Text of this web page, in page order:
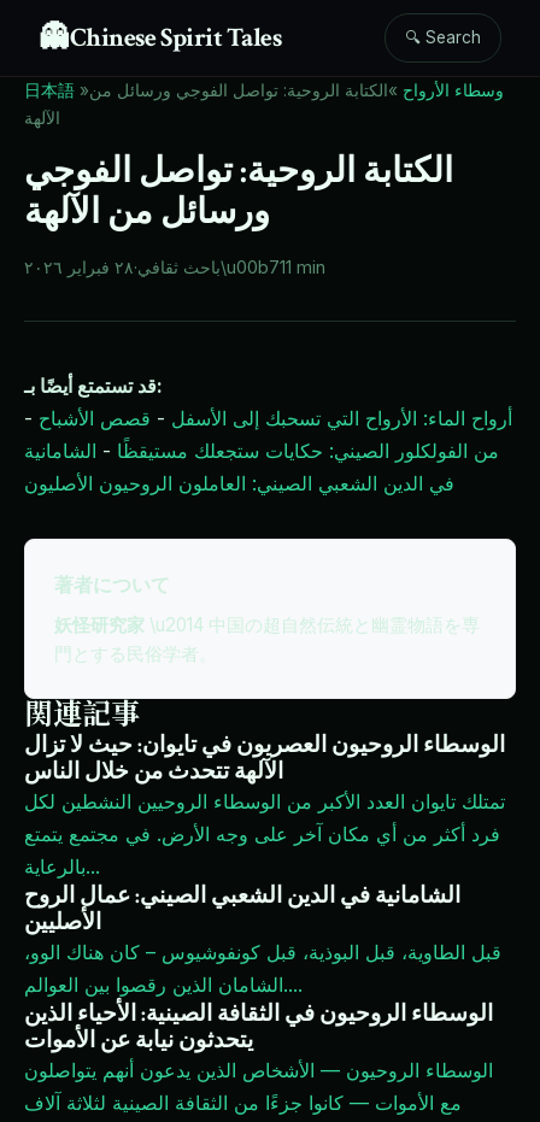
👻Chinese Spirit Tales 🔍 Search
日本語 » وسطاء الأرواح »الكتابة الروحية: تواصل الفوجي ورسائل من
الآلهة
الكتابة الروحية: تواصل الفوجي
ورسائل من الآلهة
٢٨ فبراير ٢٠٢٦·باحث ثقافي\u00b711 min
قد تستمتع أيضًا بـ:
-
أرواح الماء: الأرواح التي تسحبك إلى الأسفل - قصص الأشباح
من الفولكلور الصيني: حكايات ستجعلك مستيقظًا - الشامانية
في الدين الشعبي الصيني: العاملون الروحيون الأصليون
著者について
妖怪研究家 \u2014 中国の超自然伝統と幽霊物語を専
門とする民俗学者。
関連記事
الوسطاء الروحيون العصريون في تايوان: حيث لا تزال
الآلهة تتحدث من خلال الناس
تمتلك تايوان العدد الأكبر من الوسطاء الروحيين النشطين لكل
فرد أكثر من أي مكان آخر على وجه الأرض. في مجتمع يتمتع
بالرعاية...
الشامانية في الدين الشعبي الصيني: عمال الروح
الأصليين
قبل الطاوية، قبل البوذية، قبل كونفوشيوس – كان هناك الوو،
الشامان الذين رقصوا بين العوالم....
الوسطاء الروحيون في الثقافة الصينية: الأحياء الذين
يتحدثون نيابة عن الأموات
الوسطاء الروحيون — الأشخاص الذين يدعون أنهم يتواصلون
مع الأموات — كانوا جزءًا من الثقافة الصينية لثلاثة آلاف